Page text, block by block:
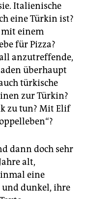
Italienische
eine Türkin ist?
mit einem
für Pizza?
anzutreffende,
überhaupt
türkische
zur Türkin?
zu tun? Mit Elif
dann doch sehr
alt,
eine
und dunkel, ihre